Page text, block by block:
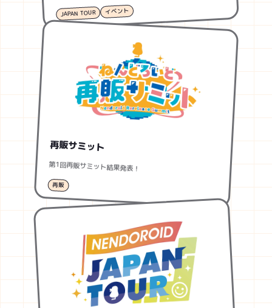
JAPAN TOUR イベント
再販サミット
第1回再販サミット結果発表！
再販